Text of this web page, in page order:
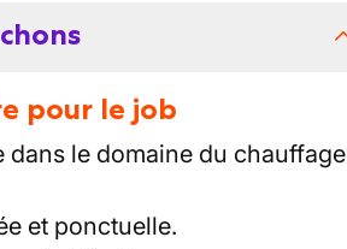
pour le job
le domaine du chauffage
et ponctuelle.